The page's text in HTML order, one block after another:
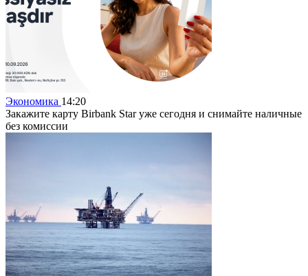
Экономика 14:20
Закажите карту Birbank Star уже сегодня и снимайте наличные
без комиссии